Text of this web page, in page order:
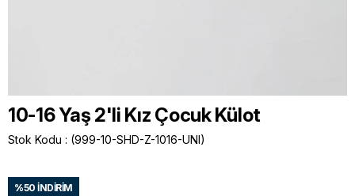
10-16 Yaş 2'li Kız Çocuk Külot
Stok Kodu (999-10-SHD-Z-1016-UNI)
%50 İNDIRIM